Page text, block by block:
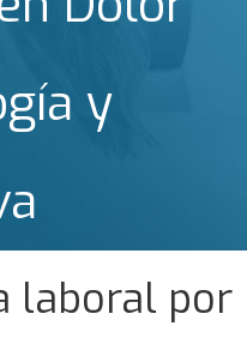
y
laboral por